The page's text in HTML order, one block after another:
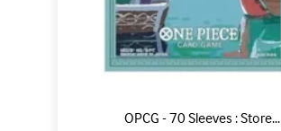
OPCG - 70 Sleeves : Store...